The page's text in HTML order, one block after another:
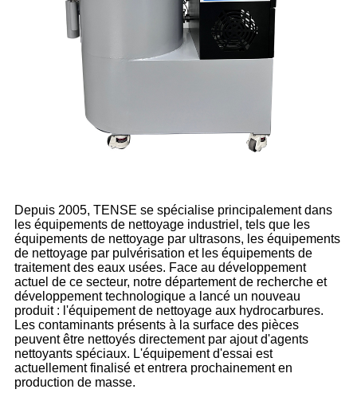
Depuis 2005, TENSE se spécialise principalement dans
les équipements de nettoyage industriel, tels que les
équipements de nettoyage par ultrasons, les équipements
de nettoyage par pulvérisation et les équipements de
traitement des eaux usées. Face au développement
actuel de ce secteur, notre département de recherche et
développement technologique a lancé un nouveau
produit : l'équipement de nettoyage aux hydrocarbures.
Les contaminants présents à la surface des pièces
peuvent être nettoyés directement par ajout d'agents
nettoyants spéciaux. L'équipement d'essai est
actuellement finalisé et entrera prochainement en
production de masse.